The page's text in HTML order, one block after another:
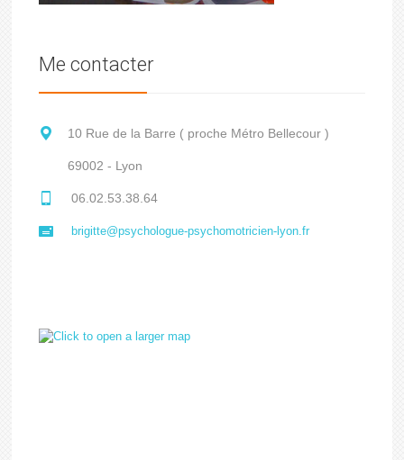
Me contacter
10 Rue de la Barre ( proche Métro Bellecour )
69002 - Lyon
06.02.53.38.64
brigitte@psychologue-psychomotricien-lyon.fr